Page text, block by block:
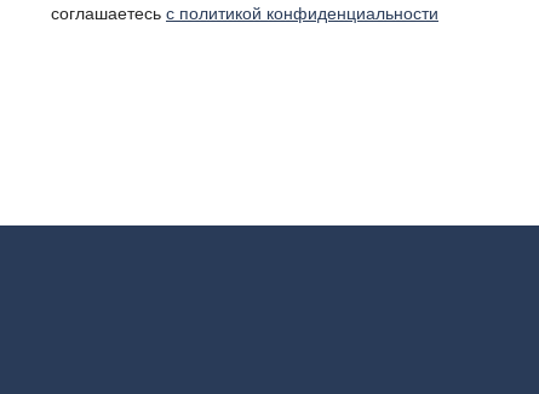
соглашаетесь c политикой конфиденциальности